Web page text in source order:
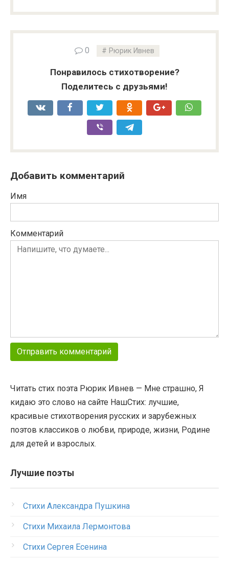
0 Рюрик Ивнев
Понравилось стихотворение?
Поделитесь с друзьями!
Добавить комментарий
Имя
Комментарий
Читать стих поэта Рюрик Ивнев — Мне страшно, Я
кидаю это слово на сайте НашСтих: лучшие,
красивые стихотворения русских и зарубежных
поэтов классиков о любви, природе, жизни, Родине
для детей и взрослых.
Лучшие поэты
Стихи Александра Пушкина
Стихи Михаила Лермонтова
Стихи Сергея Есенина